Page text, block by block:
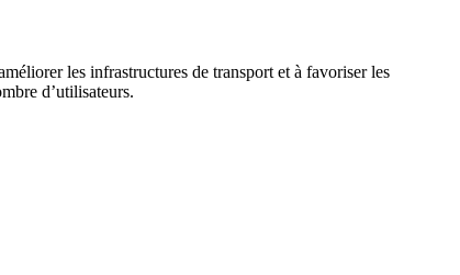
les infrastructures de transport et à favoriser les
d’utilisateurs.